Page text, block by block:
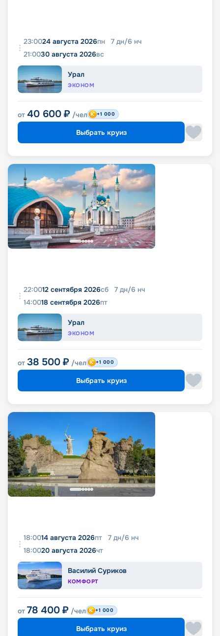
23:0024 августа 2026пн 7 дн/6 нч
21:0030 августа 2026вс
Урал
ЭКОНОМ
от 40 600 ₽ /чел +1 000
Выбрать круиз
22:0012 сентября 2026сб 7 дн/6 нч
14:0018 сентября 2026пт
Урал
ЭКОНОМ
от 38 500 ₽ /чел +1 000
Выбрать круиз
18:0014 августа 2026пт 7 дн/6 нч
18:0020 августа 2026чт
Василий Суриков
КОМФОРТ
от 78 400 ₽ /чел +1 000
Выбрать круиз